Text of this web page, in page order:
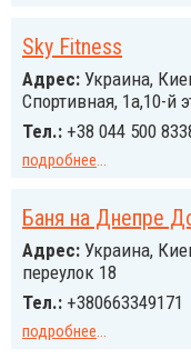
Sky Fitness
Адрес: Украина,
Спортивная, 1а,10-й
Тел.: +38 044 500
подробнее...
Баня на Днепре
Адрес: Украина,
переулок 18
Тел.: +380663349171
подробнее...